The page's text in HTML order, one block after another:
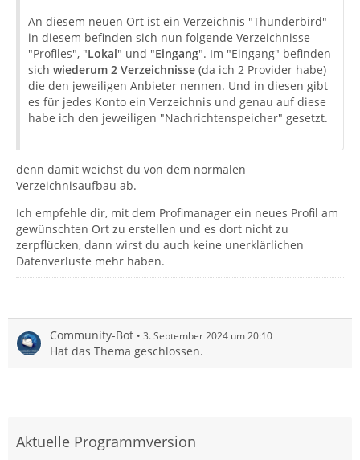
An diesem neuen Ort ist ein Verzeichnis "Thunderbird"
in diesem befinden sich nun folgende Verzeichnisse
"Profiles", "Lokal" und "Eingang". Im "Eingang" befinden
sich wiederum 2 Verzeichnisse (da ich 2 Provider habe)
die den jeweiligen Anbieter nennen. Und in diesen gibt
es für jedes Konto ein Verzeichnis und genau auf diese
habe ich den jeweiligen "Nachrichtenspeicher" gesetzt.
denn damit weichst du von dem normalen
Verzeichnisaufbau ab.
Ich empfehle dir, mit dem Profimanager ein neues Profil am
gewünschten Ort zu erstellen und es dort nicht zu
zerpflücken, dann wirst du auch keine unerklärlichen
Datenverluste mehr haben.
Community-Bot 3. September 2024 um 20:10
Hat das Thema geschlossen.
Aktuelle Programmversion